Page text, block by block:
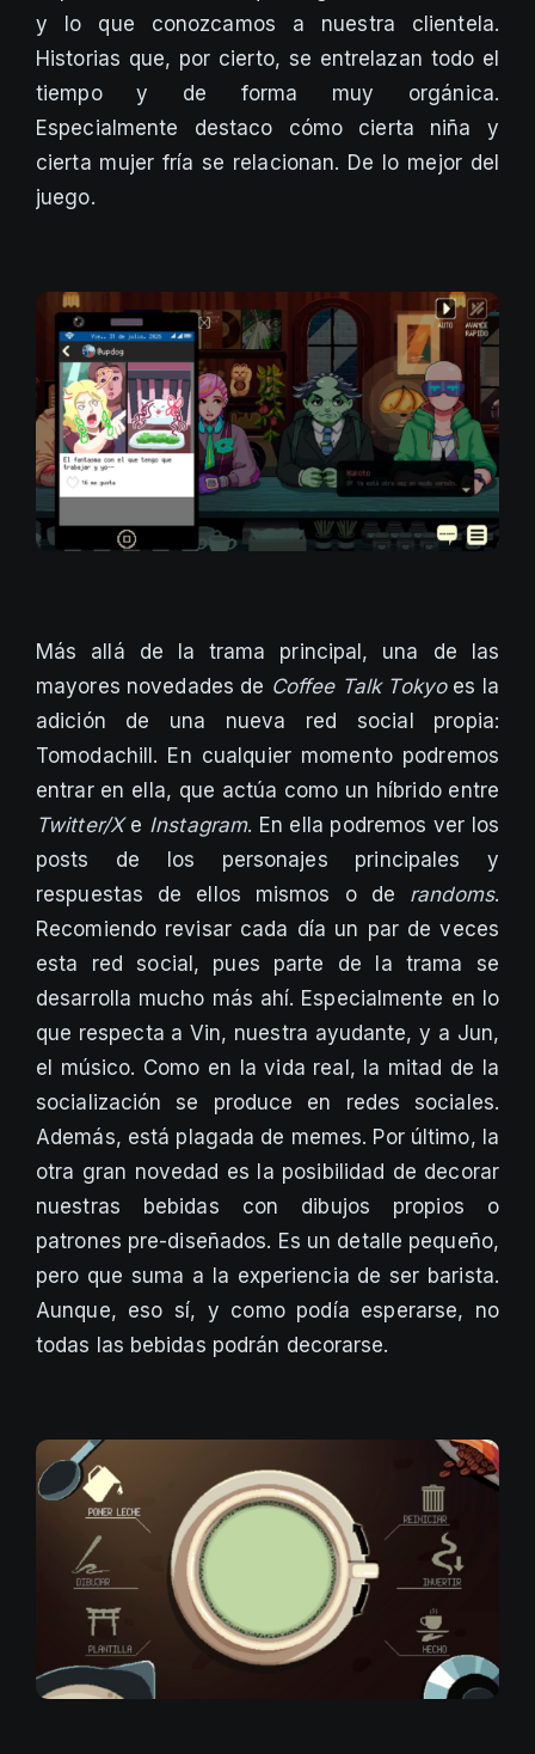
y lo que conozcamos a nuestra clientela.
Historias que, por cierto, se entrelazan todo el
tiempo y de forma muy orgánica.
Especialmente destaco cómo cierta niña y
cierta mujer fría se relacionan. De lo mejor del
juego.
Más allá de la trama principal, una de las
mayores novedades de Coffee Talk Tokyoes la
adición de una nueva red social propia:
Tomodachill. En cualquier momento podremos
entrar en ella, que actúa como un híbrido entre
Twitter/Xe Instagram. En ella podremos ver los
posts de los personajes principales y
respuestas de ellos mismos o de randoms.
Recomiendo revisar cada día un par de veces
esta red social, pues parte de la trama se
desarrolla mucho más ahí. Especialmente en lo
que respecta a Vin, nuestra ayudante, y a Jun,
el músico. Como en la vida real, la mitad de la
socialización se produce en redes sociales.
Además, está plagada de memes. Por último, la
otra gran novedad es la posibilidad de decorar
nuestras bebidas con dibujos propios o
patrones pre-diseñados. Es un detalle pequeño,
pero que suma a la experiencia de ser barista.
Aunque, eso sí, y como podía esperarse, no
todas las bebidas podrán decorarse.